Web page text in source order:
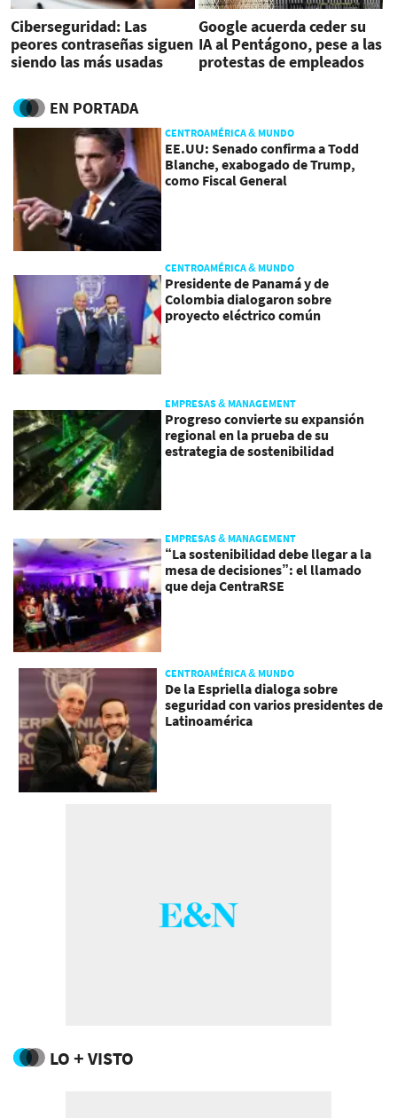
Ciberseguridad: Las
peores contraseñas siguen
siendo las más usadas
Google acuerda ceder su
IA al Pentágono, pese a las
protestas de empleados
EN PORTADA
CENTROAMÉRICA & MUNDO
EE.UU: Senado confirma a Todd
Blanche, exabogado de Trump,
como Fiscal General
CENTROAMÉRICA & MUNDO
Presidente de Panamá y de
Colombia dialogaron sobre
proyecto eléctrico común
EMPRESAS & MANAGEMENT
Progreso convierte su expansión
regional en la prueba de su
estrategia de sostenibilidad
EMPRESAS & MANAGEMENT
“La sostenibilidad debe llegar a la
mesa de decisiones”: el llamado
que deja CentraRSE
CENTROAMÉRICA & MUNDO
De la Espriella dialoga sobre
seguridad con varios presidentes de
Latinoamérica
LO + VISTO